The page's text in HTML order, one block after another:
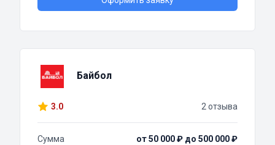
Байбол
3.0 2 отзыва
Сумма
от 50 000 ₽ до 500 000 ₽